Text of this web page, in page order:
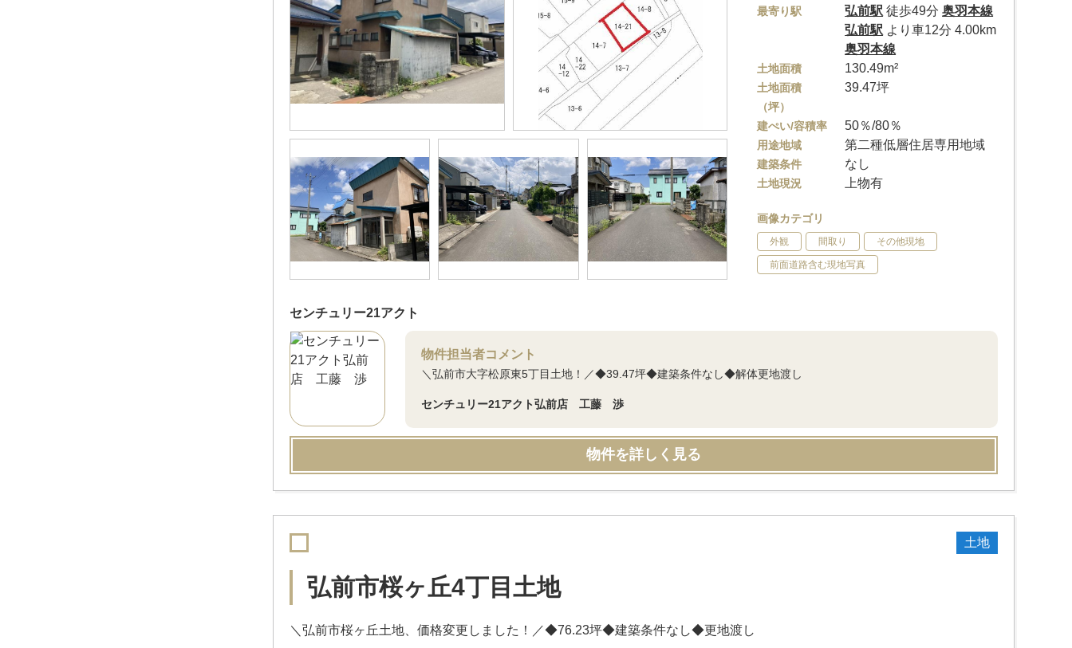
最寄り駅 弘前駅 徒歩49分奥羽本線
弘前駅 より車12分 4.00km
奥羽本線
土地面積 130.49m²
土地面積
（坪）
39.47坪
建ぺい/容積率 50％/80％
用途地域 第二種低層住居専用地域
建築条件 なし
土地現況 上物有
画像カテゴリ
外観 間取り その他現地
前面道路含む現地写真
センチュリー21アクト
物件担当者コメント
＼弘前市大字松原東5丁目土地！／◆39.47坪◆建築条件なし◆解体更地渡し
センチュリー21アクト弘前店 工藤 渉
物件を詳しく見る
土地
弘前市桜ヶ丘4丁目土地
＼弘前市桜ヶ丘土地、価格変更しました！／◆76.23坪◆建築条件なし◆更地渡し